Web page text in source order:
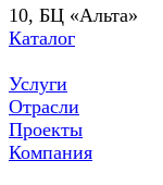
10, БЦ «Альта»
Каталог
Услуги
Отрасли
Проекты
Компания